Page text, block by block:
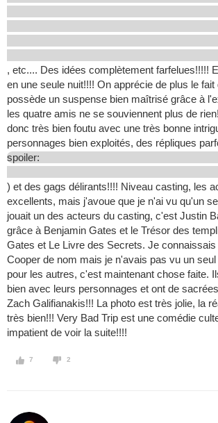
, etc.... Des idées complètement farfelues!!!!!
en une seule nuit!!!! On apprécie de plus le fait
possède un suspense bien maîtrisé grâce à
les quatre amis ne se souviennent plus de
donc très bien foutu avec une très bonne
personnages bien exploités, des répliques
spoiler:
) et des gags délirants!!!! Niveau casting, les
excellents, mais j'avoue que je n'ai vu qu'un
jouait un des acteurs du casting, c'est Justin
grâce à Benjamin Gates et le Trésor des
Gates et Le Livre des Secrets. Je
Cooper de nom mais je n'avais pas vu un
pour les autres, c'est maintenant chose faite.
bien avec leurs personnages et ont de
Zach Galifianakis!!! La photo est très jolie, la
très bien!!! Very Bad Trip est une comédie
impatient de voir la suite!!!!
7 2